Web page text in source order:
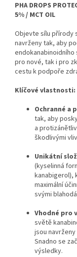
PHA DROPS
5% / MCT OIL
Objevte sílu přírody
navrženy tak, aby
pro nové, tak i pro
cestu k podpoře
Klíčové vlastnosti:
Ochranné a
tak, aby
a
škodlivými
Unikátní
(kyselinná
kanabigerol),
maximální
svými
Vhodné pro
světě
jsou
Snadno se
výsledky.